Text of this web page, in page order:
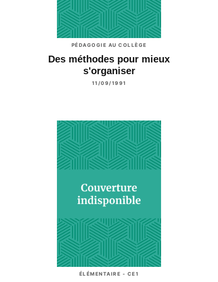
PÉDAGOGIE AU COLLÈGE
Des méthodes pour mieux
s'organiser
11/09/1991
ÉLÉMENTAIRE - CE1